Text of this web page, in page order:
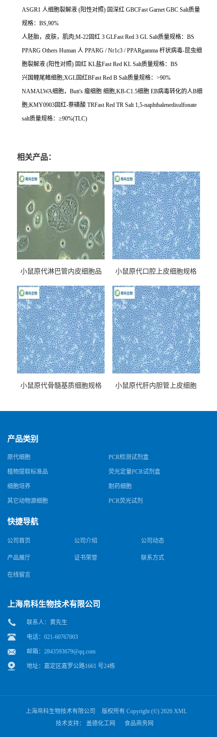
ASGR1 人细胞裂解液 (阳性对照) 固深红 GBCFast Garnet GBC Salt质量
规格： BS,90%
人胚胎，皮肤，肌肉 ;M-22固红 3 GLFast Red 3 GL Salt质量规格： BS
PPARG Others Human 人 PPARG / Nr1c3 / PPARgamma 杆状病毒-昆虫细
胞裂解液 (阳性对照) 固红 KL盐Fast Red KL Salt质量规格： BS
兴国鲤尾鳍细胞;XGL固红BFast Red B Salt质量规格： >90%
NAMALWA细胞， Butt's 瘤细胞 细胞,KB-C1.5细胞 EB病毒转化的人B细
胞;KMY0903固红-萘磺酸 TRFast Red TR Salt 1,5-naphthalenedisulfonate
salt质量规格：≥90%(TLC)
相关产品：
小鼠原代淋巴管内皮细胞品
小鼠原代口腔上皮细胞规格
小鼠原代骨髓基质细胞规格
小鼠原代肝内胆管上皮细胞
产品类别
原代细胞 PCR检测试剂盒
植物提取标准品 荧光定量PCR试剂盒
细胞培养 耐药细胞
其它动物源细胞 PCR荧光试剂
快捷导航
公司首页 公司介绍 公司动态
产品展厅 证书荣誉 联系方式
在线留言
上海帛科生物技术有限公司
联系人：黄先生
电话：021-60767003
邮箱： 2843593679@qq.com
地址：嘉定区嘉罗公路1661 号24栋
上海帛科生物技术有限公司 版权所有 Copyright (©) 2026 XML
技术支持： 盖德化工网 食品商务网